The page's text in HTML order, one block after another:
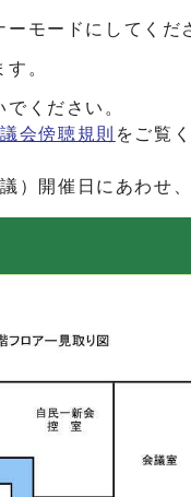
モードにしてくだ
。
ください。
会傍聴規則 をご覧
開催日にあわせ